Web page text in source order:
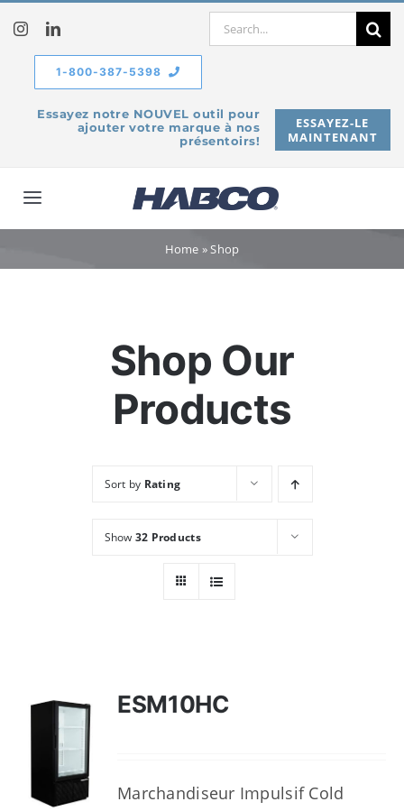
content
Search
Essayez notre NOUVEL outil pour
ajouter votre marque à nos
présentoirs!
ESSAYEZ-LE
MAINTENANT
1-800-387-5398
Toggle
Nous contacter
Home »Shop
Shop Our
Products
Sort by Rating
Show 32 Products
ESM10HC
Marchandiseur Impulsif Cold